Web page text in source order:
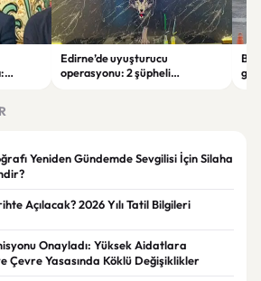
Edirne’de uyuşturucu
operasyonu: 2 şüpheli
Yeniden Gündemde Sevgilisi İçin Silaha
Açılacak? 2026 Yılı Tatil Bilgileri
Onayladı: Yüksek Aidatlara
Çevre Yasasında Köklü Değişiklikler